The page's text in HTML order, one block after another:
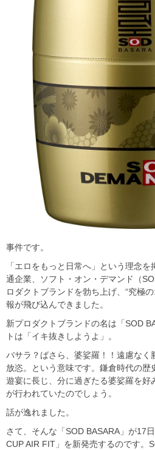
事件です。
「エロをもっと日常へ」という理念
通企業、ソフト・オン・デマンド（
ロダクトブランドを勃ち上げ、“究極
報が飛び込んできました。
新プロダクトブランドの名は「SOD
トは「イキ抜きしようよ」。
バサラ？ばさら、婆娑羅！！遠慮なく
放恣。という意味です。鎌倉時代の歴
遊宴に長じ、分に過ぎたる婆娑羅を好
が行われていたのでしょう。
話が逸れました。
さて、そんな「SOD BASARA」が17
CUP AIR FIT」を新発売するのです。